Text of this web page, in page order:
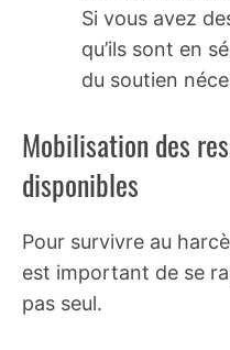
Si vous avez
qu’ils sont en
du soutien
Mobilisation des
disponibles
Pour survivre au
est important de se
pas seul.